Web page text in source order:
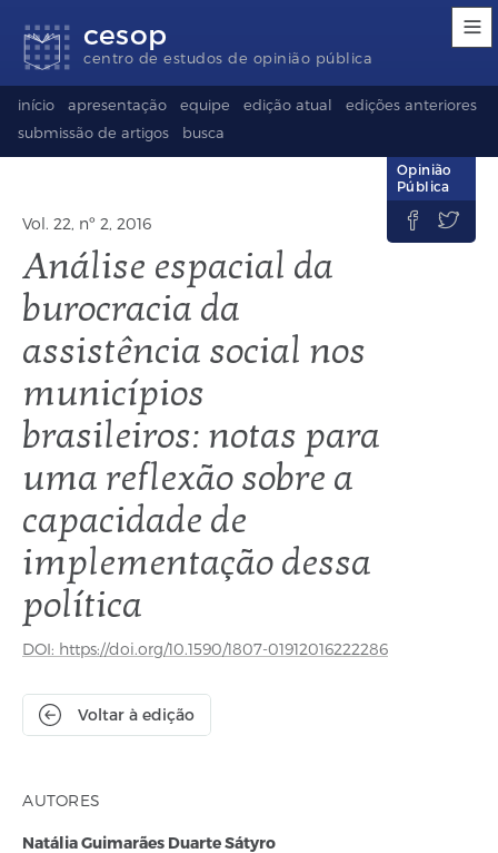
acessibilidade
para
conteúdo
para
rodapé
idioma
(Language
selection)
cesop
centro de estudos de opinião pública
início apresentação equipe edição atual
edições anteriores
submissão de artigos
busca
Vol. 22, nº 2, 2016
Análise espacial da
burocracia da
assistência social nos
municípios
brasileiros: notas para
uma reflexão sobre a
capacidade de
implementação dessa
política
DOI: https://doi.org/10.1590/1807-01912016222286
Voltar à edição
Opinião
Pública
 
AUTORES
Natália Guimarães Duarte Sátyro